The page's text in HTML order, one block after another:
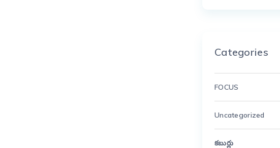
Categories
FOCUS
Uncategorized
కబుర్లు